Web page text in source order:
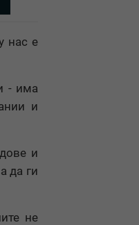
нас е
- има
и
и
да ги
не